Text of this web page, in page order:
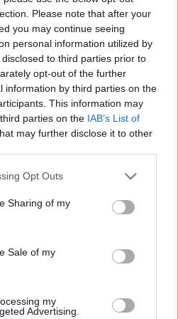
Please note that after your
you may continue seeing
personal information utilized by
to third parties prior to
opt-out of the further
information by third parties on the
This information may
parties on the IAB’s List of
may further disclose it to other
Opt Outs
Sharing of my
Sale of my
my
Advertising.
a disposizione i sofisticati effetti
e performance ancora superiori. Il
grazie al suo esclusivo thermal
la GeForce RTX 3080 Ti e MSI
Change Liquid Metal Pad assicura
10% delle performance, mentre i
risoluzione fino a 4K garantiscono
– Vector GP76/66
sono in grado raggiungere i 210W
quindi, una scelta ideale per il